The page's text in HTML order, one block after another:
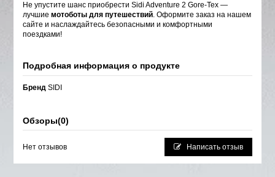
Не упустите шанс приобрести Sidi Adventure 2 Gore-Tex —
лучшиемотоботы для путешествий. Оформите заказ на нашем
сайте и наслаждайтесь безопасными и комфортными
поездками!
Подробная информация о продукте
Бренд SIDI
Обзоры(0)
Нет отзывов Написать отзыв